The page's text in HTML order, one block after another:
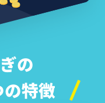
の
特徴